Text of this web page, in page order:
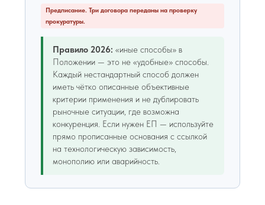
Предписание. Три договора переданы на проверку
прокуратуры.
Правило 2026: «иные способы» в
Положении — это не «удобные» способы.
Каждый нестандартный способ должен
иметь чётко описанные объективные
критерии применения и не дублировать
рыночные ситуации, где возможна
конкуренция. Если нужен ЕП — используйте
прямо прописанные основания с ссылкой
на технологическую зависимость,
монополию или аварийность.